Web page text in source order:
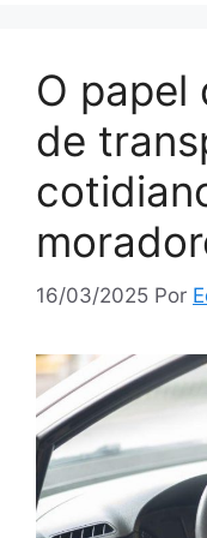
O papel
de
16/03/2025 Por